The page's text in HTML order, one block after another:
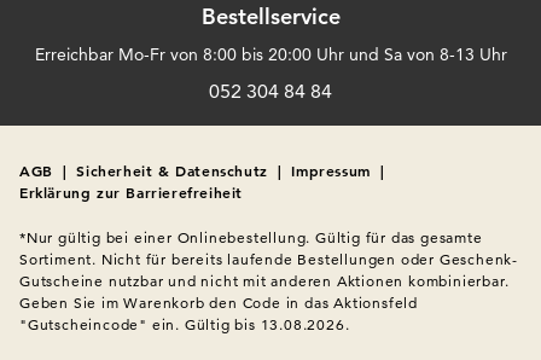
Bestellservice
Erreichbar Mo-Fr von 8:00 bis 20:00 Uhr und Sa von 8-13 Uhr
052 304 84 84
AGB | Sicherheit & Datenschutz | Impressum |
Erklärung zur Barrierefreiheit
*Nur gültig bei einer Onlinebestellung. Gültig für das gesamte
Sortiment. Nicht für bereits laufende Bestellungen oder Geschenk-
Gutscheine nutzbar und nicht mit anderen Aktionen kombinierbar.
Geben Sie im Warenkorb den Code in das Aktionsfeld
"Gutscheincode" ein. Gültig bis 13.08.2026.